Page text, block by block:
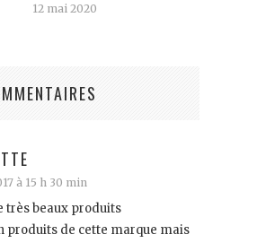
12 mai 2020
à 15 h 30 min
très beaux produits
produits de cette marque mais